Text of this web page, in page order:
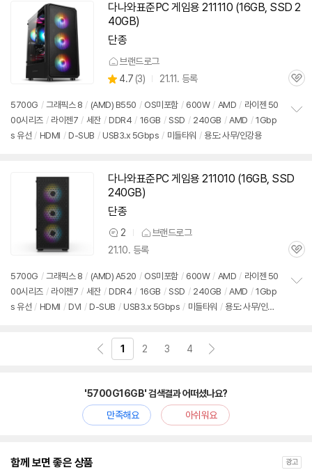
다나와표준PC 게임용 211110 (16GB, SSD 2
40GB)
단종
브랜드로그
별
점
4.7 (상
리
뷰
3) 21.11. 등록
관
5700G / 그래픽스 8 / (AMD) B550 / OS미포함 / 600W / AMD / 라이젠 50
00시리즈 / 라이젠7 / 세잔 / DDR4 / 16GB / SSD / 240GB / AMD / 1Gbp
s 유선 / HDMI / D-SUB / USB3.x 5Gbps / 미들타워 / 용도: 사무/인강용
다나와표준PC 게임용 211010 (16GB, SSD
240GB)
단종
상
품
견
2
브랜드로그
21.10. 등록
관
5700G / 그래픽스 8 / (AMD) A520 / OS미포함 / 600W / AMD / 라이젠 50
00시리즈 / 라이젠7 / 세잔 / DDR4 / 16GB / SSD / 240GB / AMD / 1Gbp
s 유선 / HDMI / DVI / D-SUB / USB3.x 5Gbps / 미들타워 / 용도: 사무/인강
1 2 3 4
'5700G16GB' 검색결과 어떠셨나요?
만족해요
아쉬워요
함께 보면 좋은 상품 광고